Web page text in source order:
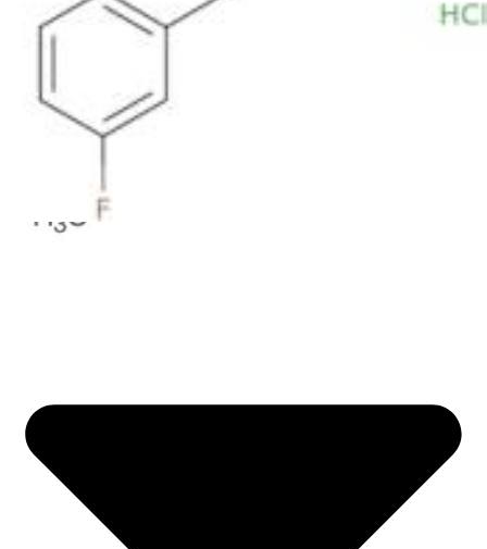
Tensioactivos y detergentes
Indicadores
Life science